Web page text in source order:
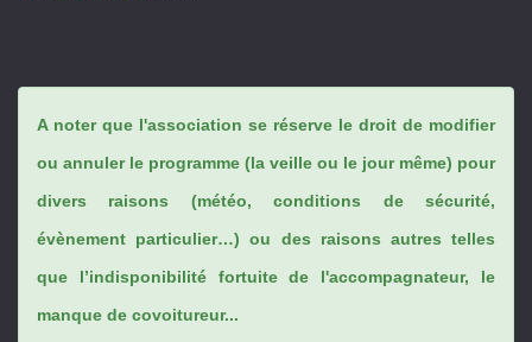
A noter que l'association se réserve le droit de modifier
ou annuler le programme (la veille ou le jour même) pour
divers raisons (météo, conditions de sécurité,
évènement particulier…) ou des raisons autres telles
que l’indisponibilité fortuite de l'accompagnateur, le
manque de covoitureur...